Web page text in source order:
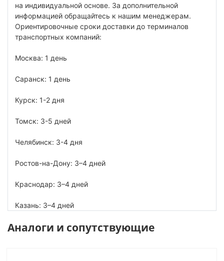
на индивидуальной основе. За дополнительной
информацией обращайтесь к нашим менеджерам.
Ориентировочные сроки доставки до терминалов
транспортных компаний:
Москва: 1 день
Саранск: 1 день
Курск: 1-2 дня
Томск: 3-5 дней
Челябинск: 3-4 дня
Ростов-на-Дону: 3–4 дней
Краснодар: 3–4 дней
Казань: 3–4 дней
Аналоги и сопутствующие